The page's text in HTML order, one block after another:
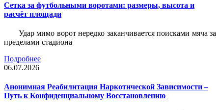
Сетка за футбольными воротами: размеры, высота и
расчёт площади
Удар мимо ворот нередко заканчивается поисками мяча за
пределами стадиона
Подробнее
06.07.2026
Анонимная Реабилитация Наркотической Зависимости –
Путь к Конфиденциальному Восстановлению